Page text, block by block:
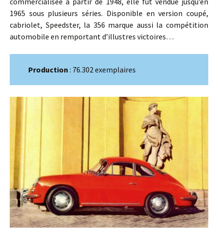
1965 sous plusieurs séries. Disponible en version coupé,
cabriolet, Speedster, la 356 marque aussi la compétition
automobile en remportant d’illustres victoires…
Production : 76.302 exemplaires